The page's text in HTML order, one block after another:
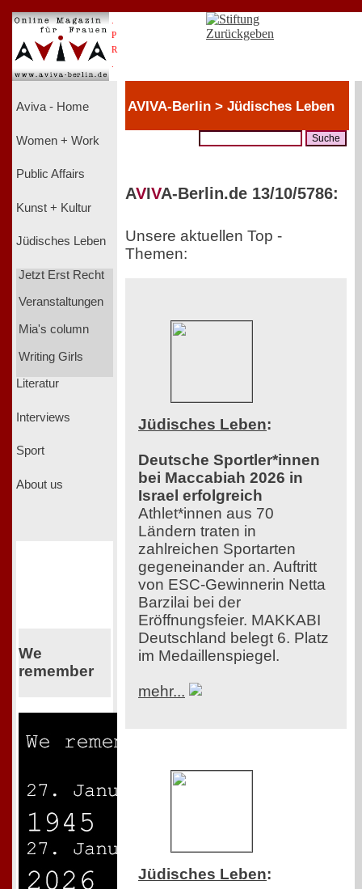
P
R
Aviva - Home
Women + Work
Public Affairs
Kunst + Kultur
Jüdisches Leben
Jetzt Erst Recht
Veranstaltungen
Mia's column
Writing Girls
Literatur
Interviews
Sport
About us
We
remember
AVIVA-Berlin > Jüdisches Leben
AVIVA-Berlin.de 13/10/5786:
Unsere aktuellen Top -
Themen:
Jüdisches Leben:
Deutsche Sportler*innen
bei Maccabiah 2026 in
Israel erfolgreich
Athlet*innen aus 70
Ländern traten in
zahlreichen Sportarten
gegeneinander an. Auftritt
von ESC-Gewinnerin Netta
Barzilai bei der
Eröffnungsfeier. MAKKABI
Deutschland belegt 6. Platz
im Medaillenspiegel.
mehr...
Jüdisches Leben: